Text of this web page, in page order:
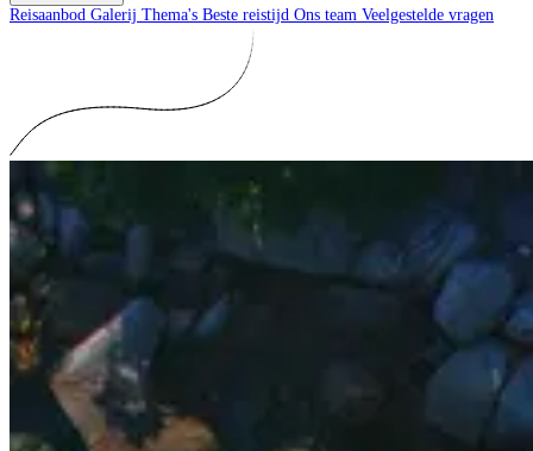
Reisaanbod Galerij Thema's Beste reistijd Ons team Veelgestelde vragen